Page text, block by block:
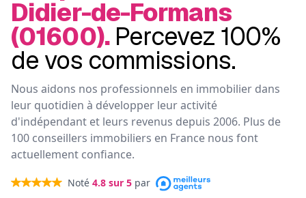
Didier-de-Formans
(01600). Percevez 100%
de vos commissions.
Nous aidons nos professionnels en immobilier dans
leur quotidien à développer leur activité
d'indépendant et leurs revenus depuis 2006. Plus de
100 conseillers immobiliers en France nous font
actuellement confiance.
Noté 4.8 sur 5 par